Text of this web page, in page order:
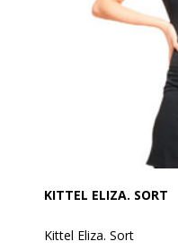
KITTEL ELIZA. SORT
Kittel Eliza. Sort